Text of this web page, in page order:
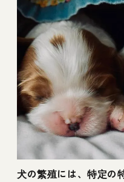
犬の繁殖には、特定の